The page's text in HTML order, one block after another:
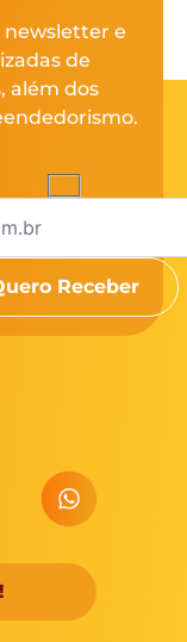
newsletter e
de
além dos